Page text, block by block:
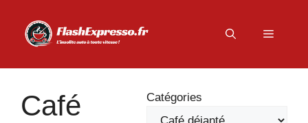
contenu
Menu
Café
Catégories